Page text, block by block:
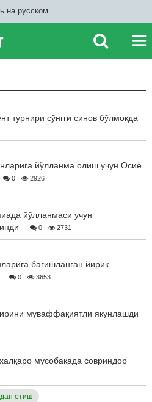
на русском
турнири сўнгги синов бўлмоқда
йўлланма олиш учун Осиё
0 2926
йўлланмаси учун
0 2731
бағишланган йирик
0 3653
муваффақиятли якунлашди
мусобақада совриндор
отиш